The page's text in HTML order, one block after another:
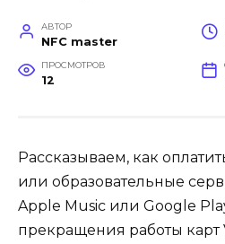
АВТОР
NFC master
ПРОСМОТРОВ
12
Рассказываем, как
или образовательные
Apple Music или Google
прекращения работы карт